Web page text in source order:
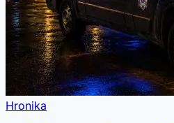
Hronika